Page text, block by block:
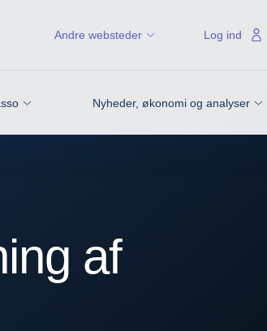
Nyheder, økonomi og analyser
Andre websteder Log ind
af